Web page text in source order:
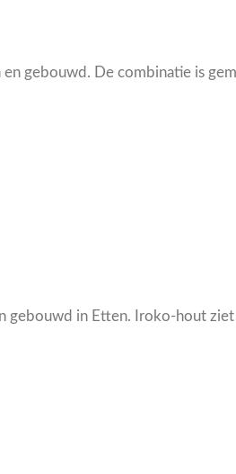
gebouwd. De combinatie is
in Etten. Iroko-hout